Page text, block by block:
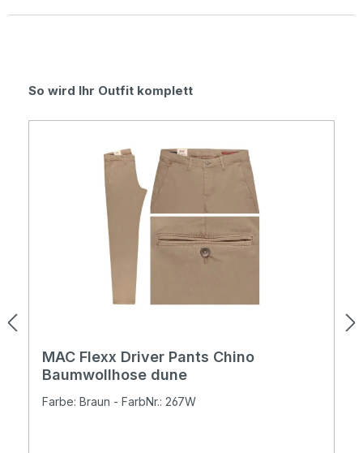
Produktgalerie überspringen
So wird Ihr Outfit komplett
MAC Flexx Driver Pants Chino
Baumwollhose dune
Farbe: Braun - FarbNr.: 267W